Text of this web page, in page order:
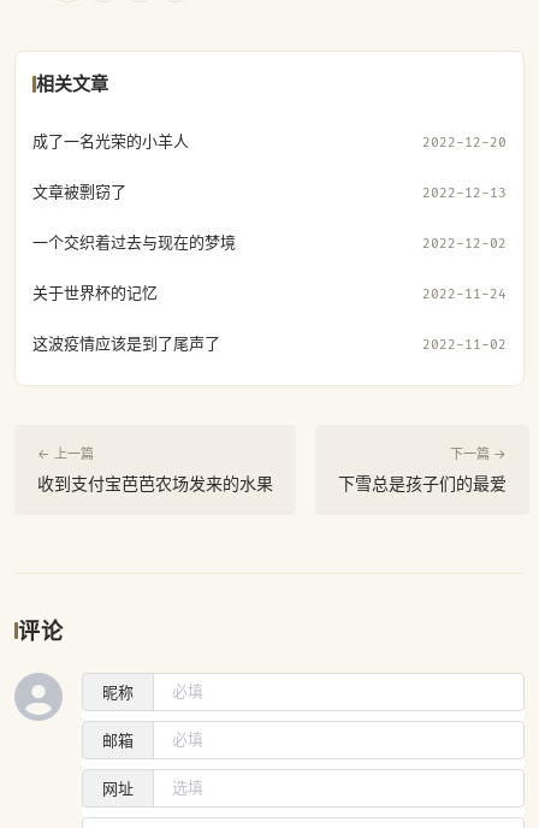
相关文章
成了一名光荣的小羊人 2022-12-20
文章被剽窃了 2022-12-13
一个交织着过去与现在的梦境 2022-12-02
关于世界杯的记忆 2022-11-24
这波疫情应该是到了尾声了 2022-11-02
← 上一篇
收到支付宝芭芭农场发来的水果
下一篇 →
下雪总是孩子们的最爱
评论
昵称
邮箱
网址